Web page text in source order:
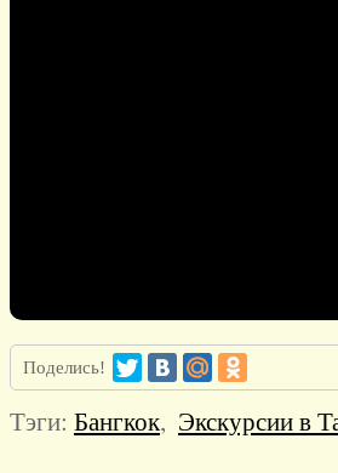
Поделись!
Тэги: Бангкок, Экскурсии в